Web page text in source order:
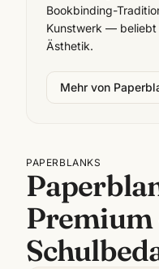
Bookbinding-
Kunstwerk — beliebt
Ästhetik.
Mehr von
PAPERBLANKS
Premium